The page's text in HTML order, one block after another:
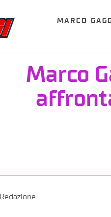
MARCO
Marco
Redazione